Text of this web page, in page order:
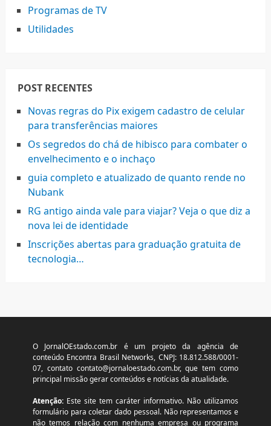
Programas de TV
Utilidades
POST RECENTES
Novas regras do Pix exigem cadastro de celular
para transferências maiores
Os segredos do chá de hibisco para combater o
envelhecimento e o inchaço
guia completo e atualizado de quanto rende no
Nubank
RG antigo ainda vale para viajar? Veja o que diz a
nova lei de identidade
Inscrições abertas para graduação gratuita de
tecnologia…
O JornalOEstado.com.br é um projeto da agência de
conteúdo Encontra Brasil Networks, CNPJ: 18.812.588/0001-
07, contato contato@jornaloestado.com.br, que tem como
principal missão gerar conteúdos e notícias da atualidade.
Atenção:Este site tem caráter informativo. Não utilizamos
formulário para coletar dado pessoal. Não representamos e
não temos relação com nenhuma empresa ou programa